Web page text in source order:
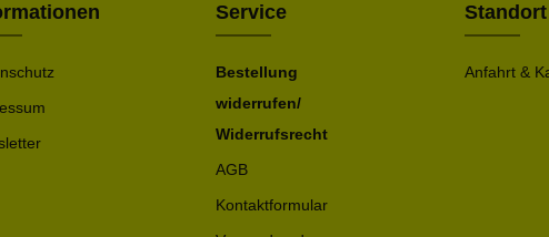
Service
Bestellung
widerrufen/
Widerrufsrecht
AGB
Kontaktformular
Standort
Anfahrt &